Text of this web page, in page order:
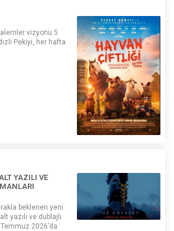
vizyonu 5
Pekiyi, her hafta
YAZILI VE
beklenen yeni
yazılı ve dublajlı
2026’da